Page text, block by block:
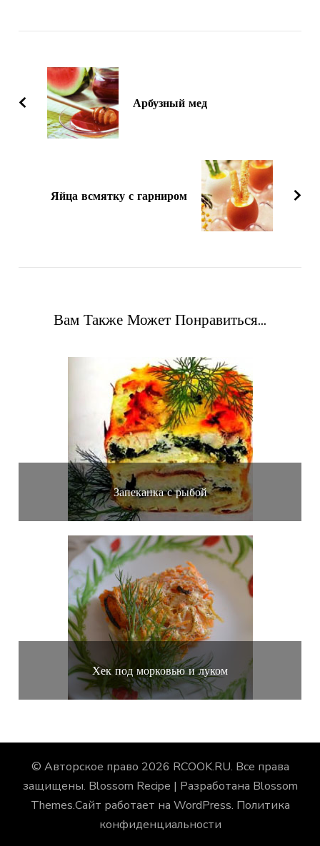
записям
Арбузный мед
Яйца всмятку с гарниром
Вам Также Может Понравиться...
Запеканка с рыбой
Хек под морковью и луком
© Авторское право 2026 RCOOK.RU. Все права
защищены. Blossom Recipe | Разработана Blossom
Themes.Сайт работает на WordPress. Политика
конфиденциальности